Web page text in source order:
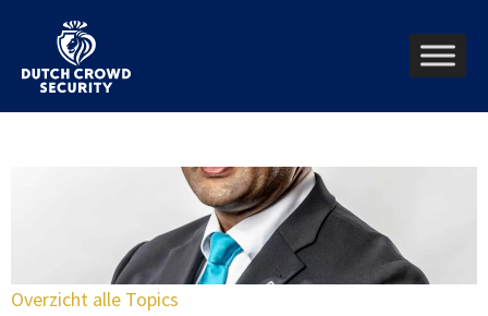
Overzicht alle Topics